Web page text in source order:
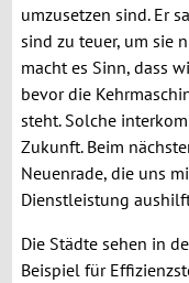
umzusetzen sind. Er
sind zu teuer, um sie
macht es Sinn, dass
bevor die
steht. Solche
Zukunft. Beim
Neuenrade, die uns
Dienstleistung
Die Städte sehen in
Beispiel für